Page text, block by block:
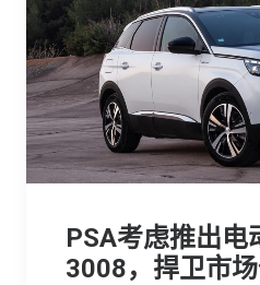
PSA考虑推出电
3008，捍卫市